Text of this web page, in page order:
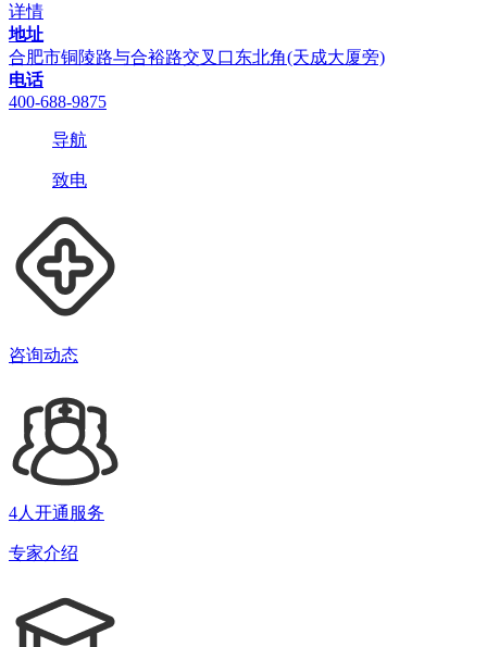
详情
地址
合肥市铜陵路与合裕路交叉口东北角(天成大厦旁)
电话
400-688-9875
导航
致电
咨询动态
4人开通服务
专家介绍